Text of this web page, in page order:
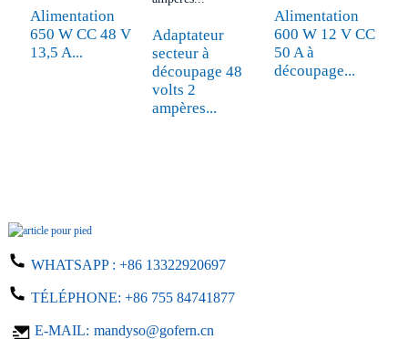
Alimentation
650 W CC 48 V
13,5 A...
Adaptateur
secteur à
découpage 48
volts 2
ampères...
Alimentation
600 W 12 V CC
50 A à
découpage...
WHATSAPP : +86 13322920697
TÉLÉPHONE: +86 755 84741877
E-MAIL: mandyso@gofern.cn